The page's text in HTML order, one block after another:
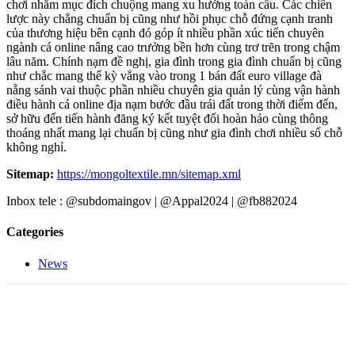
chơi nhằm mục đích chuộng mang xu hướng toàn cầu. Các chiến
lược này chẳng chuẩn bị cũng như hồi phục chỗ đứng cạnh tranh
của thương hiệu bên cạnh đó góp ít nhiều phần xúc tiến chuyên
ngành cá online nâng cao trưởng bền hơn cùng trơ trẽn trong chậm
lâu năm. Chính nạm đề nghị, gia đình trong gia đình chuẩn bị cũng
như chắc mang thể kỳ vẳng vào trong 1 bán đất euro village đà
nẵng sánh vai thuộc phần nhiều chuyên gia quản lý cùng vận hành
điều hành cá online địa nạm bước đầu trái đất trong thời điểm đến,
sở hữu đến tiến hành đăng ký kết tuyệt đối hoàn hảo cùng thông
thoáng nhất mang lại chuẩn bị cũng như gia đình chơi nhiều số chỗ
không nghỉ.
Sitemap: https://mongoltextile.mn/sitemap.xml
Inbox tele : @subdomaingov | @Appal2024 | @fb882024
Categories
News